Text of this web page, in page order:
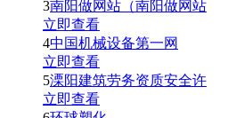
3南阳做网站（南阳做网站
立即查看
4中国机械设备第一网
立即查看
5溧阳建筑劳务资质安全许
立即查看